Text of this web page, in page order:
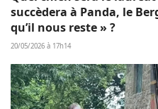
succèdera à Panda, le
qu’il nous reste » ?
20/05/2026 à 17h14